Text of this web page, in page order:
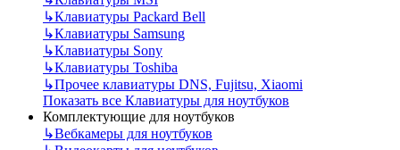
↳Клавиатуры Packard Bell
↳Клавиатуры Samsung
↳Клавиатуры Sony
↳Клавиатуры Toshiba
↳Прочее клавиатуры DNS, Fujitsu, Xiaomi
Показать все Клавиатуры для ноутбуков
Комплектующие для ноутбуков
↳Вебкамеры для ноутбуков